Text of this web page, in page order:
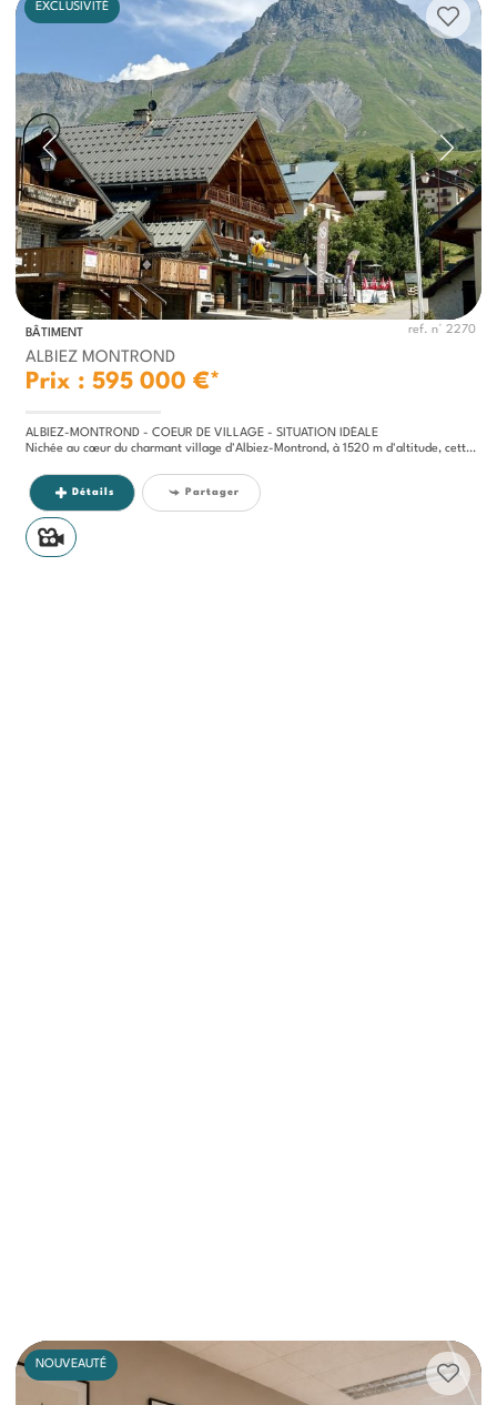
EXCLUSIVITÉ
BÂTIMENT ref. n° 2270
ALBIEZ MONTROND
Prix : 595 000 €*
ALBIEZ-MONTROND - COEUR DE VILLAGE - SITUATION IDÉALE
Nichée au cœur du charmant village d'Albiez-Montrond, à 1520 m d'altitude, cette propriété exposée sud-ouest développe...
Détails Partager
NOUVEAUTÉ